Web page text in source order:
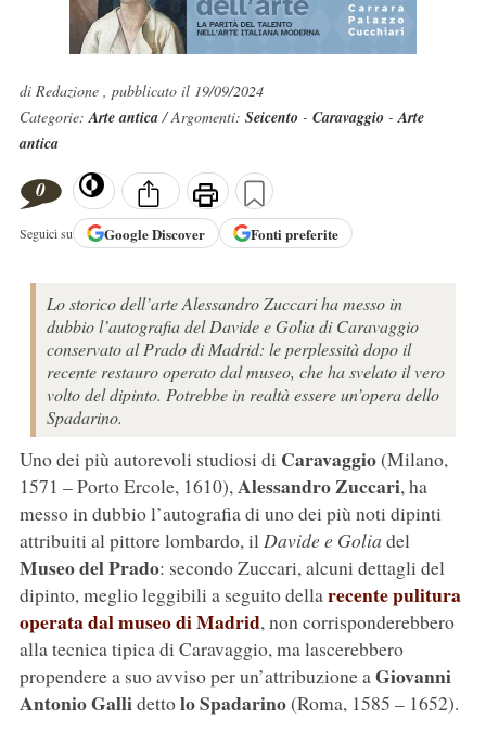
di Redazione , pubblicato il 19/09/2024
Categorie:Arte antica/ Argomenti: Seicento - Caravaggio -Arte
antica
0
Seguici su GoogleDiscover Fonti preferite
Lo storico dell’arte Alessandro Zuccari ha messo in
dubbio l’autografia del Davide e Golia di Caravaggio
conservato al Prado di Madrid: le perplessità dopo il
recente restauro operato dal museo, che ha svelato il vero
volto del dipinto. Potrebbe in realtà essere un’opera dello
Spadarino.
Uno dei più autorevoli studiosi di Caravaggio(Milano,
1571 – Porto Ercole, 1610),Alessandro Zuccari, ha
messo in dubbio l’autografia di uno dei più noti dipinti
attribuiti al pittore lombardo, ilDavide e Golia del
Museo del Prado: secondo Zuccari, alcuni dettagli del
dipinto, meglio leggibili a seguito dellarecente pulitura
operata dal museo di Madrid, non corrisponderebbero
alla tecnica tipica di Caravaggio, ma lascerebbero
propendere a suo avviso per un’attribuzione aGiovanni
Antonio Gallidettolo Spadarino(Roma, 1585 – 1652).